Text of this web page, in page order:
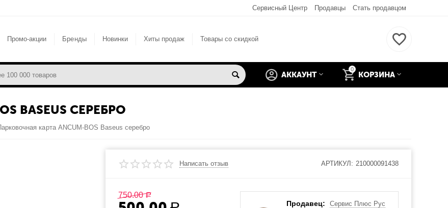
Сервисный Центр Продавцы Стать продавцом
Промо-акции Бренды Новинки Хиты продаж Товары со скидкой
0
КОРЗИНА
АККАУНТ
BASEUS СЕРЕБРО
карта ANCUM-BOS Baseus серебро
Написать отзыв АРТИКУЛ: 210000091438
750.00 Р
Продавец:
Сервис Плюс Рус